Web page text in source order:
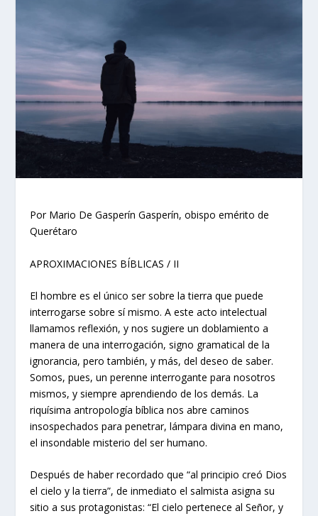
Por Mario De Gasperín Gasperín, obispo emérito de
Querétaro
APROXIMACIONES BÍBLICAS / II
El hombre es el único ser sobre la tierra que puede
interrogarse sobre sí mismo. A este acto intelectual
llamamos reflexión, y nos sugiere un doblamiento a
manera de una interrogación, signo gramatical de la
ignorancia, pero también, y más, del deseo de saber.
Somos, pues, un perenne interrogante para nosotros
mismos, y siempre aprendiendo de los demás. La
riquísima antropología bíblica nos abre caminos
insospechados para penetrar, lámpara divina en mano,
el insondable misterio del ser humano.
Después de haber recordado que “al principio creó Dios
el cielo y la tierra”, de inmediato el salmista asigna su
sitio a sus protagonistas: “El cielo pertenece al Señor, y